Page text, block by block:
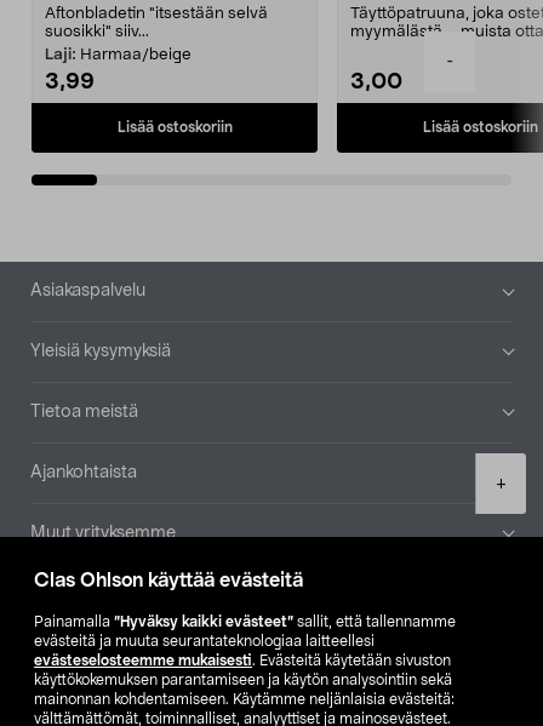
Clas Ohlson käyttää evästeitä
Painamalla ”Hyväksy kaikki evästeet” sallit, että tallennamme
evästeitä ja muuta seurantateknologiaa laitteellesi
evästeselosteemme mukaisesti. Evästeitä käytetään sivuston
käyttökokemuksen parantamiseen ja käytön analysointiin sekä
mainonnan kohdentamiseen. Käytämme neljänlaisia evästeitä:
välttämättömät, toiminnalliset, analyyttiset ja mainosevästeet.
-
+
Aftonbladetin "itsestään selvä
suosikki" siiv...
Laji: Harmaa/beige
3,99
Lisää ostoskoriin
Täyttöpatruuna, joka
myymälästä – muista
3,00
Lisää ostoskoriin
Alatunniste
Asiakaspalvelu
Yleisiä kysymyksiä
Tietoa meistä
Ajankohtaista
Muut yrityksemme
Etsi myymälä
SE NO FI
FI SV